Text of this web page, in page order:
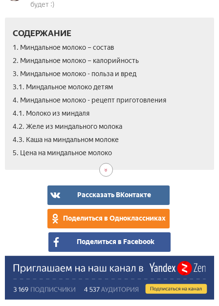
будет :)
СОДЕРЖАНИЕ
1. Миндальное молоко – состав
2. Миндальное молоко – калорийность
3. Миндальное молоко - польза и вред
3.1. Миндальное молоко детям
4. Миндальное молоко - рецепт приготовления
4.1. Молоко из миндаля
4.2. Желе из миндального молока
4.3. Каша на миндальном молоке
5. Цена на миндальное молоко
Рассказать ВКонтакте
Поделиться в Одноклассниках
Поделиться в Facebook